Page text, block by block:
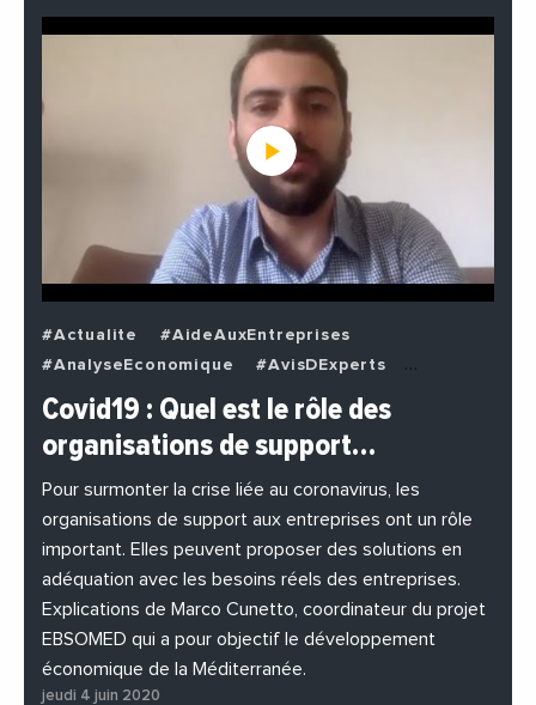
#Actualite
#AideAuxEntreprises
#AnalyseEconomique
#AvisDExperts
#BuzzNews
#Decideurs
#EchangesMediterraneens
#Economie
#EnDirectDe
#Entreprises
#Institutions
#PhotosEtVideos
Covid19 : Quel est le rôle des
organisations de support…
Pour surmonter la crise liée au coronavirus, les
organisations de support aux entreprises ont un rôle
important. Elles peuvent proposer des solutions en
adéquation avec les besoins réels des entreprises.
Explications de Marco Cunetto, coordinateur du projet
EBSOMED qui a pour objectif le développement
économique de la Méditerranée.
jeudi 4 juin 2020